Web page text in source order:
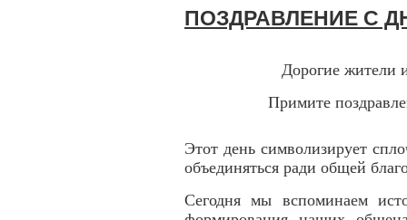
ПОЗДРАВЛЕНИЕ С
Дорогие жители
Примите
Этот день символизирует
объединяться ради общей
Сегодня мы вспоминаем